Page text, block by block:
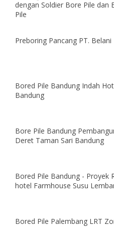
dengan Soldier Bore Pile dan
Pile
Preboring Pancang PT. Belani
Bored Pile Bandung Indah
Bandung
Bore Pile Bandung
Deret Taman Sari Bandung
Bored Pile Bandung - Proyek
hotel Farmhouse Susu
Bored Pile Palembang LRT